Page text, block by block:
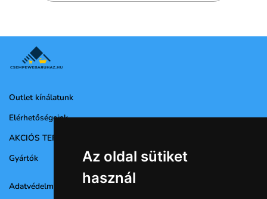
Az oldal sütiket
használ
Outlet kínálatunk
Elérhetőségeink
AKCIÓS TERMÉKEK
Gyártók
Adatvédelmi nyilatkozat